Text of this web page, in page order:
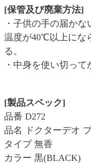
[保管及び廃棄方法]
・子供の手の届かな
温度が40℃以上にな
る。
・中身を使い切って
[製品スペック]
品番 D272
品名 ドクターデオ
タイプ 無香
カラー 黒(BLACK)